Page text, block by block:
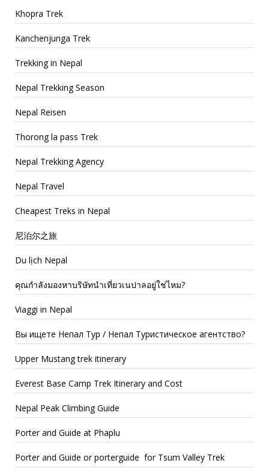
Khopra Trek
Kanchenjunga Trek
Trekking in Nepal
Nepal Trekking Season
Nepal Reisen
Thorong la pass Trek
Nepal Trekking Agency
Nepal Travel
Cheapest Treks in Nepal
尼泊尔之旅
Du lịch Nepal
คุณกำลังมองหาบริษัทนำเที่ยวเนปาลอยู่ใช่ไหม?
Viaggi in Nepal
Вы ищете Непал Тур / Непал Туристическое агентство?
Upper Mustang trek itinerary
Everest Base Camp Trek Itinerary and Cost
Nepal Peak Climbing Guide
Porter and Guide at Phaplu
Porter and Guide or porterguide for Tsum Valley Trek